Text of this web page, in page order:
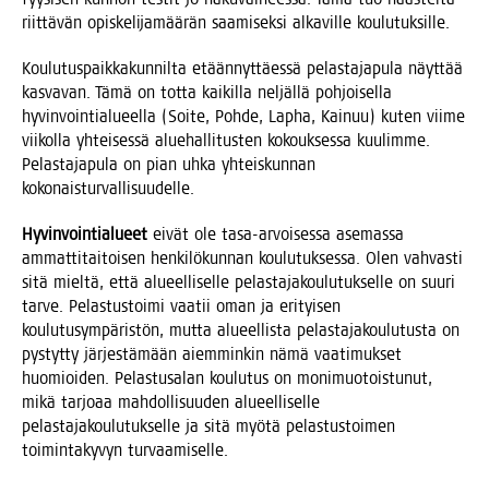
riit­tä­vän opis­ke­li­ja­mää­rän saa­mi­sek­si alka­vil­le koulutuksille.
Kou­lu­tus­paik­ka­kun­nil­ta etään­nyt­täes­sä pelas­ta­ja­pu­la näyt­tää
kas­va­van. Tämä on tot­ta kai­kil­la nel­jäl­lä poh­joi­sel­la
hyvin­voin­tia­lu­eel­la (Soi­te, Poh­de, Lap­ha, Kai­nuu) kuten vii­me
vii­kol­la yhtei­ses­sä alue­hal­li­tus­ten kokouk­ses­sa kuu­lim­me.
Pelas­ta­ja­pu­la on pian uhka yhteis­kun­nan
kokonaisturvallisuudelle.
Hyvin­voin­tia­lu­eet eivät ole tasa-arvoi­ses­sa ase­mas­sa
ammat­ti­tai­toi­sen hen­ki­lö­kun­nan kou­lu­tuk­ses­sa. Olen vah­vas­ti
sitä miel­tä, että alu­eel­li­sel­le pelas­ta­ja­kou­lu­tuk­sel­le on suu­ri
tar­ve. Pelas­tus­toi­mi vaa­tii oman ja eri­tyi­sen
kou­lu­tusym­pä­ris­tön, mut­ta alu­eel­lis­ta pelas­ta­ja­kou­lu­tus­ta on
pys­tyt­ty jär­jes­tä­mään aiem­min­kin nämä vaa­ti­muk­set
huo­mioi­den. Pelas­tusa­lan kou­lu­tus on moni­muo­tois­tu­nut,
mikä tar­jo­aa mah­dol­li­suu­den alu­eel­li­sel­le
pelas­ta­ja­kou­lu­tuk­sel­le ja sitä myö­tä pelas­tus­toi­men
toi­min­ta­ky­vyn turvaamiselle.